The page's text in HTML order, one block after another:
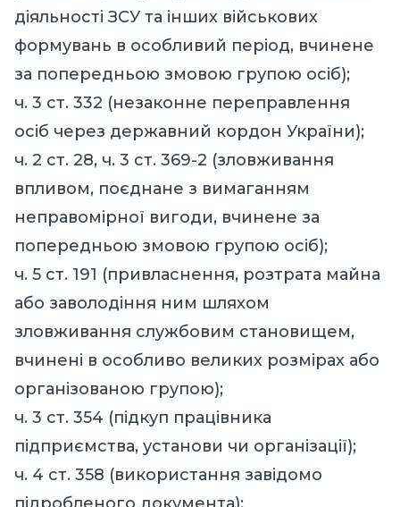
діяльності ЗСУ та інших військових
формувань в особливий період, вчинене
за попередньою змовою групою осіб);
ч. 3 ст. 332 (незаконне переправлення
осіб через державний кордон України);
ч. 2 ст. 28, ч. 3 ст. 369-2 (зловживання
впливом, поєднане з вимаганням
неправомірної вигоди, вчинене за
попередньою змовою групою осіб);
ч. 5 ст. 191 (привласнення, розтрата майна
або заволодіння ним шляхом
зловживання службовим становищем,
вчинені в особливо великих розмірах або
організованою групою);
ч. 3 ст. 354 (підкуп працівника
підприємства, установи чи організації);
ч. 4 ст. 358 (використання завідомо